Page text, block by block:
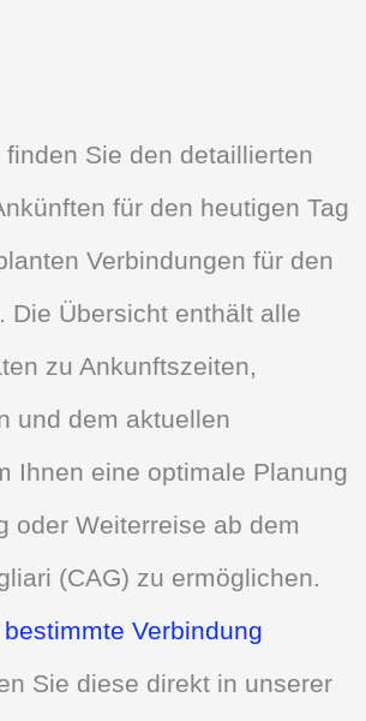
finden Sie den detaillierten
für den heutigen Tag
Verbindungen für den
Die Übersicht enthält alle
zu Ankunftszeiten,
und dem aktuellen
Ihnen eine optimale Planung
oder Weiterreise ab dem
(CAG) zu ermöglichen.
bestimmte Verbindung
Sie diese direkt in unserer